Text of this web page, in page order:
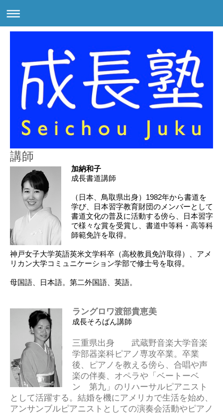
講師
加納和子
成長書道講師
（日本、鳥取県出身）1982年から書道を
学び、日本習字教育財団のメンバーとして
書道文化の普及に活動する傍ら、日本習字
で様々な賞を受賞し、書道中等科・高等科
師範免許を取得。
神戸女子大学英語英米文学科卒（高校教員免許取得）、アメ
リカン大学コミュニケーション学部で修士号を取得。
母国語、日本語。第二外国語、英語。
ラングロワ渡部貴恵美
成長そろばん講師
三重県出身 武蔵野音楽大学音楽
学部器楽科ピアノ専攻卒業。卒業
後、ピアノを教える傍ら、合唱や声
楽の伴奏、オペラや「ベートーベ
ン 第九」のリハーサルピアニスト
として活躍する。結婚を機にアメリカで生活を始め、
アンサンブルピアニストとしての演奏会活動やピアノ